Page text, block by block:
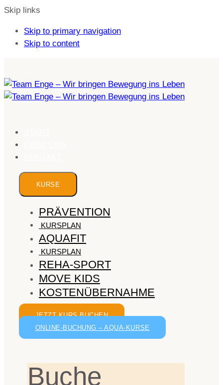
Skip links
Skip to primary navigation
Skip to content
KURSE
PRÄVENTION
KURSPLAN
AQUAFIT
KURSPLAN
REHA-SPORT
MOVE KIDS
KOSTENÜBERNAHME
JETZT KURS BUCHEN
ONLINE-BUCHUNG – AQUA-KURSE
Buche